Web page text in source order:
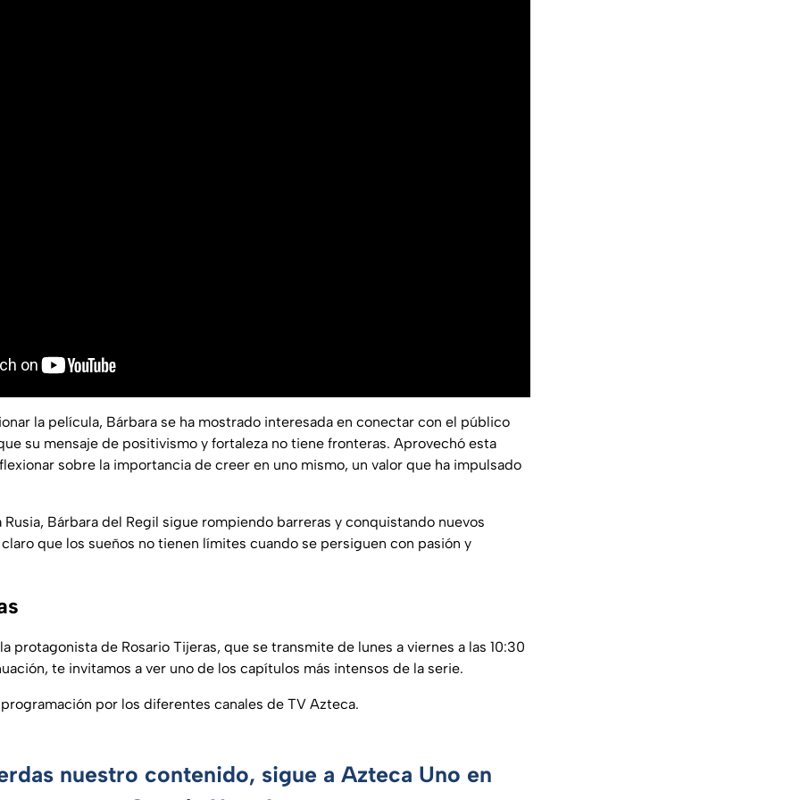
la película, Bárbara se ha mostrado interesada en conectar con el público
su mensaje de positivismo y fortaleza no tiene fronteras. Aprovechó esta
sobre la importancia de creer en uno mismo, un valor que ha impulsado
Bárbara del Regil sigue rompiendo barreras y conquistando nuevos
que los sueños no tienen límites cuando se persiguen con pasión y
protagonista de Rosario Tijeras, que se transmite de lunes a viernes a las 10:30
te invitamos a ver uno de los capítulos más intensos de la serie.
por los diferentes canales de TV Azteca.
nuestro contenido, sigue a Azteca Uno en